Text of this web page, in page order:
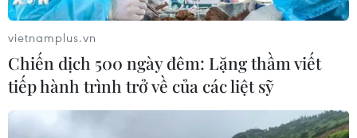
vietnamplus.vn
Chiến dịch 500 ngày đêm: Lặng thầm viết
tiếp hành trình trở về của các liệt sỹ